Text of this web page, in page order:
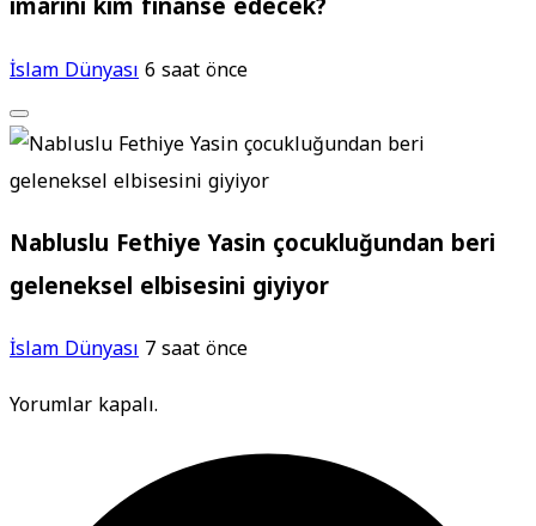
İslam Dünyası6 saat önce
Nabluslu Fethiye Yasin çocukluğundan beri
geleneksel elbisesini giyiyor
İslam Dünyası7 saat önce
Yorumlar kapalı.